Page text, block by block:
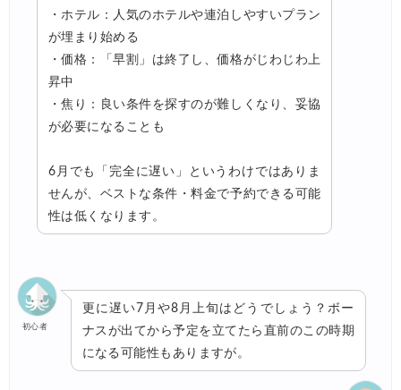
・ホテル：人気のホテルや連泊しやすいプラン
が埋まり始める
・価格：「早割」は終了し、価格がじわじわ上
昇中
・焦り：良い条件を探すのが難しくなり、妥協
が必要になることも
6月でも「完全に遅い」というわけではありま
せんが、ベストな条件・料金で予約できる可能
性は低くなります。
初心者
更に遅い7月や8月上旬はどうでしょう？ボー
ナスが出てから予定を立てたら直前のこの時期
になる可能性もありますが。